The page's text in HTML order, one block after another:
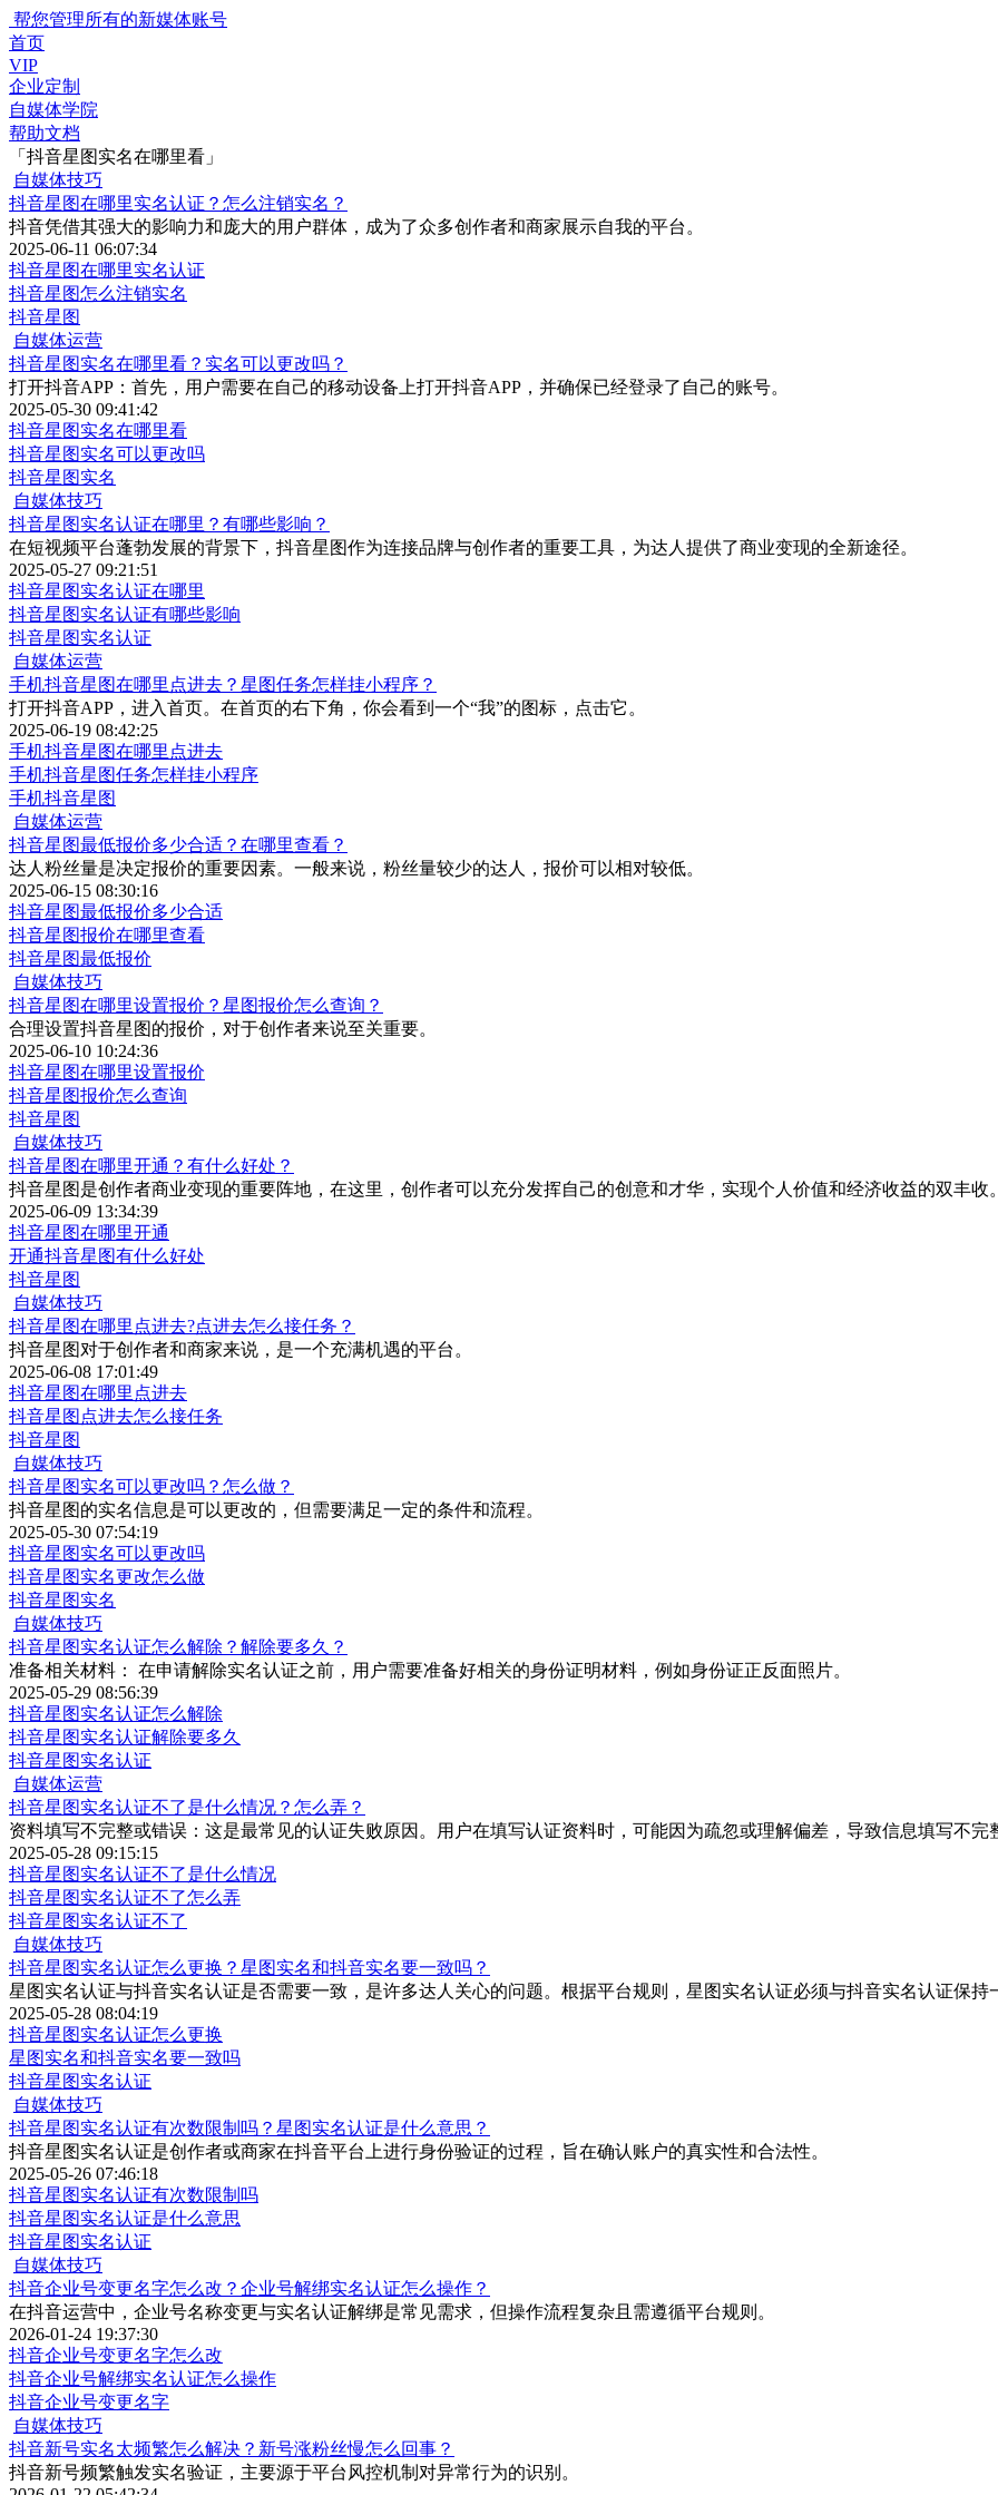
帮您管理所有的新媒体账号
首页
VIP
企业定制
自媒体学院
帮助文档
「抖音星图实名在哪里看」
自媒体技巧
抖音星图在哪里实名认证？怎么注销实名？
抖音凭借其强大的影响力和庞大的用户群体，成为了众多创作者和商家展示自我的平台。
2025-06-11 06:07:34
抖音星图在哪里实名认证
抖音星图怎么注销实名
抖音星图
自媒体运营
抖音星图实名在哪里看？实名可以更改吗？
打开抖音APP：首先，用户需要在自己的移动设备上打开抖音APP，并确保已经登录了自己的账号。
2025-05-30 09:41:42
抖音星图实名在哪里看
抖音星图实名可以更改吗
抖音星图实名
自媒体技巧
抖音星图实名认证在哪里？有哪些影响？
在短视频平台蓬勃发展的背景下，抖音星图作为连接品牌与创作者的重要工具，为达人提供了商业变现的全新途径。
2025-05-27 09:21:51
抖音星图实名认证在哪里
抖音星图实名认证有哪些影响
抖音星图实名认证
自媒体运营
手机抖音星图在哪里点进去？星图任务怎样挂小程序？
打开抖音APP，进入首页。在首页的右下角，你会看到一个“我”的图标，点击它。
2025-06-19 08:42:25
手机抖音星图在哪里点进去
手机抖音星图任务怎样挂小程序
手机抖音星图
自媒体运营
抖音星图最低报价多少合适？在哪里查看？
达人粉丝量是决定报价的重要因素。一般来说，粉丝量较少的达人，报价可以相对较低。
2025-06-15 08:30:16
抖音星图最低报价多少合适
抖音星图报价在哪里查看
抖音星图最低报价
自媒体技巧
抖音星图在哪里设置报价？星图报价怎么查询？
合理设置抖音星图的报价，对于创作者来说至关重要。
2025-06-10 10:24:36
抖音星图在哪里设置报价
抖音星图报价怎么查询
抖音星图
自媒体技巧
抖音星图在哪里开通？有什么好处？
抖音星图是创作者商业变现的重要阵地，在这里，创作者可以充分发挥自己的创意和才华，实现个人价值和经济收益的双丰收。
2025-06-09 13:34:39
抖音星图在哪里开通
开通抖音星图有什么好处
抖音星图
自媒体技巧
抖音星图在哪里点进去?点进去怎么接任务？
抖音星图对于创作者和商家来说，是一个充满机遇的平台。
2025-06-08 17:01:49
抖音星图在哪里点进去
抖音星图点进去怎么接任务
抖音星图
自媒体技巧
抖音星图实名可以更改吗？怎么做？
抖音星图的实名信息是可以更改的，但需要满足一定的条件和流程。
2025-05-30 07:54:19
抖音星图实名可以更改吗
抖音星图实名更改怎么做
抖音星图实名
自媒体技巧
抖音星图实名认证怎么解除？解除要多久？
准备相关材料： 在申请解除实名认证之前，用户需要准备好相关的身份证明材料，例如身份证正反面照片。
2025-05-29 08:56:39
抖音星图实名认证怎么解除
抖音星图实名认证解除要多久
抖音星图实名认证
自媒体运营
抖音星图实名认证不了是什么情况？怎么弄？
资料填写不完整或错误：这是最常见的认证失败原因。用户在填写认证资料时，可能因为疏忽或理解偏差，导致信息填写不完
2025-05-28 09:15:15
抖音星图实名认证不了是什么情况
抖音星图实名认证不了怎么弄
抖音星图实名认证不了
自媒体技巧
抖音星图实名认证怎么更换？星图实名和抖音实名要一致吗？
星图实名认证与抖音实名认证是否需要一致，是许多达人关心的问题。根据平台规则，星图实名认证必须与抖音实名认证保持
2025-05-28 08:04:19
抖音星图实名认证怎么更换
星图实名和抖音实名要一致吗
抖音星图实名认证
自媒体技巧
抖音星图实名认证有次数限制吗？星图实名认证是什么意思？
抖音星图实名认证是创作者或商家在抖音平台上进行身份验证的过程，旨在确认账户的真实性和合法性。
2025-05-26 07:46:18
抖音星图实名认证有次数限制吗
抖音星图实名认证是什么意思
抖音星图实名认证
自媒体技巧
抖音企业号变更名字怎么改？企业号解绑实名认证怎么操作？
在抖音运营中，企业号名称变更与实名认证解绑是常见需求，但操作流程复杂且需遵循平台规则。
2026-01-24 19:37:30
抖音企业号变更名字怎么改
抖音企业号解绑实名认证怎么操作
抖音企业号变更名字
自媒体技巧
抖音新号实名太频繁怎么解决？新号涨粉丝慢怎么回事？
抖音新号频繁触发实名验证，主要源于平台风控机制对异常行为的识别。